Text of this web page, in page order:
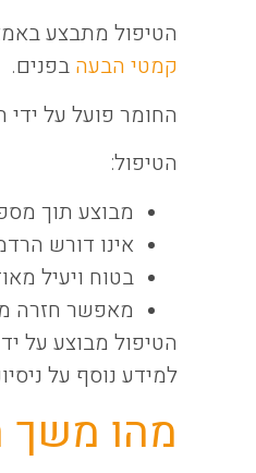
הטיפול מתבצע
קמטי הבעה בפנים.
החומר פועל על
הטיפול:
מבוצע תוך
אינו דורש
בטוח ויעיל
מאפשר חזרה
הטיפול מבוצע על
למידע נוסף על
מהו משך